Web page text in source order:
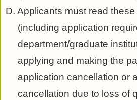
D. Applicants must read
(including application
department/graduate
applying and making the
application cancellation or
cancellation due to loss of